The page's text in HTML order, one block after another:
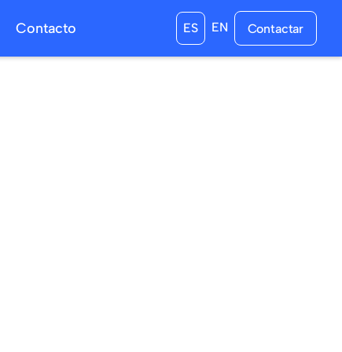
Contacto ES EN Contactar